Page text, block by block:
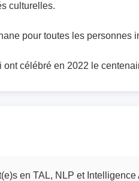
culturelles.
pour toutes les personnes
célébré en 2022 le
en TAL, NLP et Intelligence